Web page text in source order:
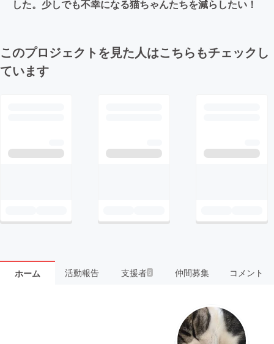
した。少しでも不幸になる猫ちゃんたちを減らしたい！
このプロジェクトを見た人はこちらもチェックし
ています
ホーム 活動報告 支援者5 仲間募集 コメント